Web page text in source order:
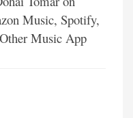
Music, Spotify,
Music App